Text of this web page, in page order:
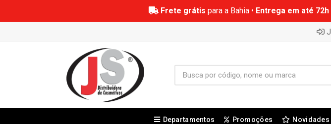
Frete grátis para a Bahia • Entrega em até 72h
Departamentos Promoções Novidades